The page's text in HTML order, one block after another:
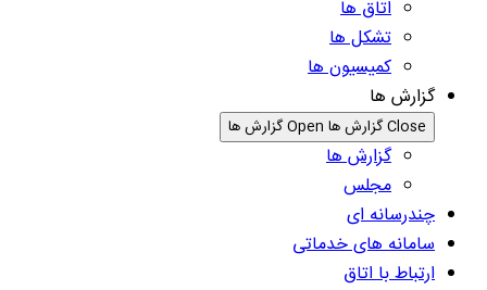
اتاق ها
تشکل ها
کمیسیون ها
گزارش ها
Close گزارش ها Open گزارش ها
گزارش ها
مجلس
چندرسانه ای
سامانه های خدماتی
ارتباط با اتاق